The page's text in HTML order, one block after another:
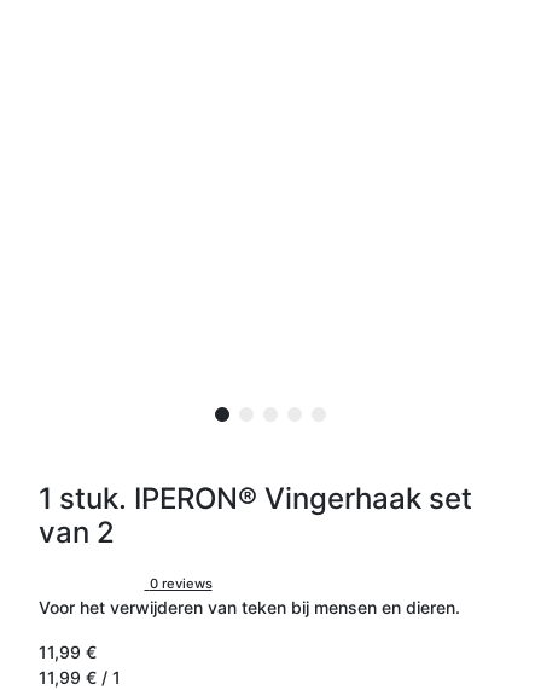
1 stuk. IPERON® Vingerhaak set
van 2
0 reviews
Voor het verwijderen van teken bij mensen en dieren.
11,99 €
11,99 € / 1